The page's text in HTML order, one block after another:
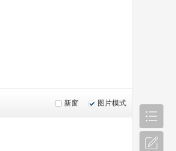
新窗 图片模式